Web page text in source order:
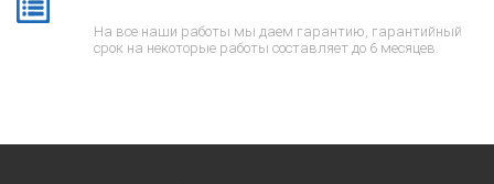
На все наши работы мы даем гарантию, гарантийный
срок на некоторые работы составляет до 6 месяцев.